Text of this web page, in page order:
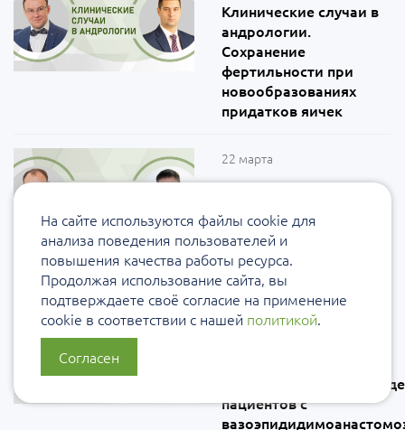
Клинические случаи в
андрологии.
Сохранение
фертильности при
новообразованиях
придатков яичек
22 марта
Клинические случаи в
ли или о чём молчат
анализы? В поисках
истины
18 февраля
Послеоперационное
пациентов с
На сайте используются файлы cookie для
анализа поведения пользователей и
повышения качества работы ресурса.
Продолжая использование сайта, вы
подтверждаете своё согласие на применение
cookie в соответствии с нашей политикой.
Согласен